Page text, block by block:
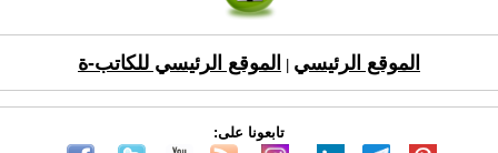
الموقع الرئيسي الموقع الرئيسي للكاتب-ة
تابعونا على: